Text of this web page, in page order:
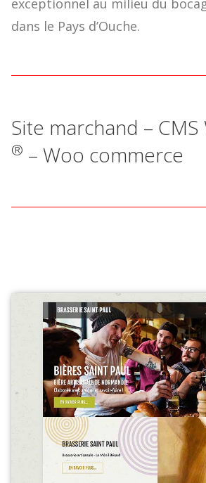
exceptionnel au milieu du
dans le Pays d’Ouche.
Site marchand –
® – Woo commerce